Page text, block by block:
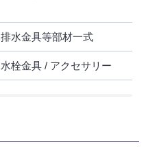
排水金具等部材一式
水栓金具 / アクセサリー